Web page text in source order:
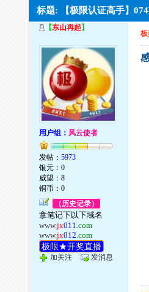
标题: 【极限认证高手】
【东山再起】
用户组： 风云使者
发帖：5973
银元：0
威望：8
铜币：0
（历史记录）
拿笔记下以下域名
www.jx011.com
www.jx012.com
极限★开奖直播
加关注 发消息